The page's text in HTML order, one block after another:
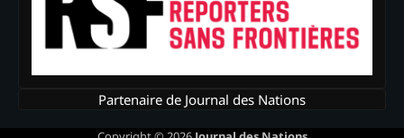
Partenaire de Journal des Nations